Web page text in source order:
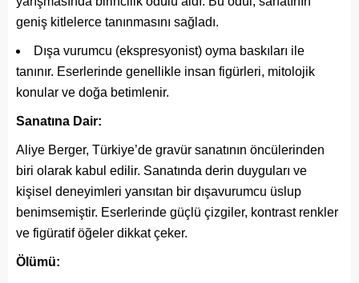
geniş kitlelerce tanınmasını sağladı.
Dışa vurumcu (ekspresyonist) oyma baskıları ile
tanınır. Eserlerinde genellikle insan figürleri, mitolojik
konular ve doğa betimlenir.
Sanatına Dair:
Aliye Berger, Türkiye’de gravür sanatının öncülerinden
biri olarak kabul edilir. Sanatında derin duyguları ve
kişisel deneyimleri yansıtan bir dışavurumcu üslup
benimsemiştir. Eserlerinde güçlü çizgiler, kontrast renkler
ve figüratif öğeler dikkat çeker.
Ölümü: